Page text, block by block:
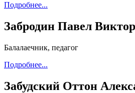
Подробнее...
Забродин Павел
Балалаечник, педагог
Подробнее...
Забудский Оттон